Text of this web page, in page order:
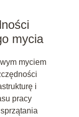
mycia
myciem
i
pracy